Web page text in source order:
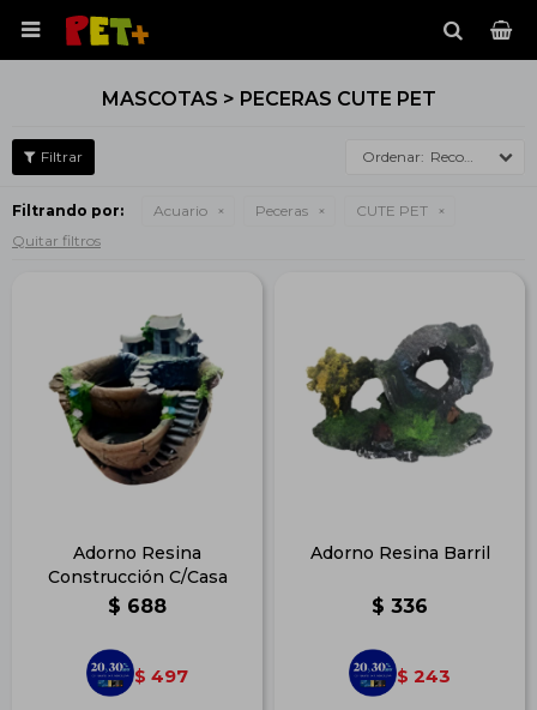

MASCOTAS > PECERAS CUTE PET
Recomendados
Filtrando por: Acuario Peceras
CUTE PET
Quitar filtros
Adorno Resina
Construcción C/Casa
$ 688
$ 497
Adorno Resina Barril
$ 336
$ 243